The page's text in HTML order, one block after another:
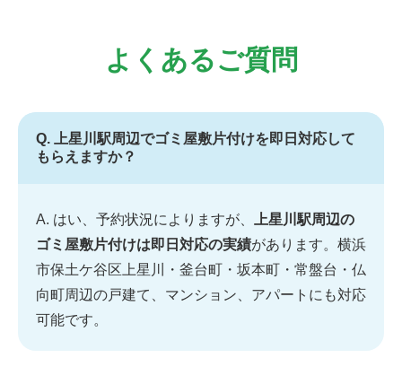
よくあるご質問
Q. 上星川駅周辺でゴミ屋敷片付けを即日対応して
もらえますか？
A. はい、予約状況によりますが、
上星川駅周辺の
ゴミ屋敷片付けは即日対応の実績があります。横浜
市保土ケ谷区上星川・釜台町・坂本町・常盤台・仏
向町周辺の戸建て、マンション、アパートにも対応
可能です。